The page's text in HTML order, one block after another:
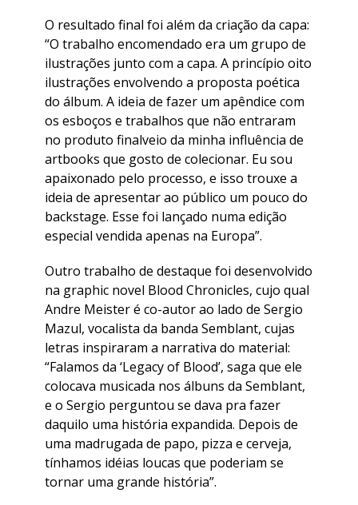
O resultado final foi além da criação da capa:
“O trabalho encomendado era um grupo de
ilustrações junto com a capa. A princípio oito
ilustrações envolvendo a proposta poética
do álbum. A ideia de fazer um apêndice com
os esboços e trabalhos que não entraram
no produto finalveio da minha influência de
artbooks que gosto de colecionar. Eu sou
apaixonado pelo processo, e isso trouxe a
ideia de apresentar ao público um pouco do
backstage. Esse foi lançado numa edição
especial vendida apenas na Europa”.
Outro trabalho de destaque foi desenvolvido
na graphic novel Blood Chronicles, cujo qual
Andre Meister é co-autor ao lado de Sergio
Mazul, vocalista da banda Semblant, cujas
letras inspiraram a narrativa do material:
“Falamos da ‘Legacy of Blood’, saga que ele
colocava musicada nos álbuns da Semblant,
e o Sergio perguntou se dava pra fazer
daquilo uma história expandida. Depois de
uma madrugada de papo, pizza e cerveja,
tínhamos idéias loucas que poderiam se
tornar uma grande história”.